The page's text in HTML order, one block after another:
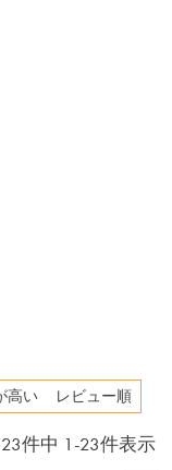
高い レビュー順
23件中 1 -23件表示